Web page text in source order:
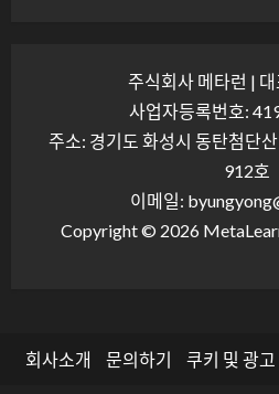
주식회사 메타런 |
사업자등록번호:
주소: 경기도 화성시 동탄첨단
912호
이메일:
Copyright © 2026
회사소개 문의하기 쿠키 및 광고